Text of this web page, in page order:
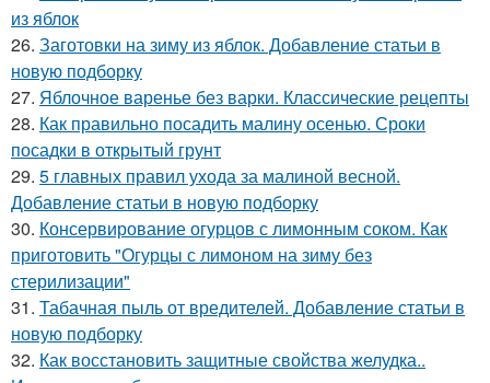
из яблок
26. Заготовки на зиму из яблок. Добавление статьи в
новую подборку
27. Яблочное варенье без варки. Классические рецепты
28. Как правильно посадить малину осенью. Сроки
посадки в открытый грунт
29. 5 главных правил ухода за малиной весной.
Добавление статьи в новую подборку
30. Консервирование огурцов с лимонным соком. Как
приготовить "Огурцы с лимоном на зиму без
стерилизации"
31. Табачная пыль от вредителей. Добавление статьи в
новую подборку
32. Как восстановить защитные свойства желудка..